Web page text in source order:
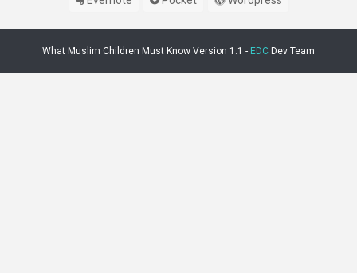
What Muslim Children Must Know Version 1.1 - EDC Dev Team